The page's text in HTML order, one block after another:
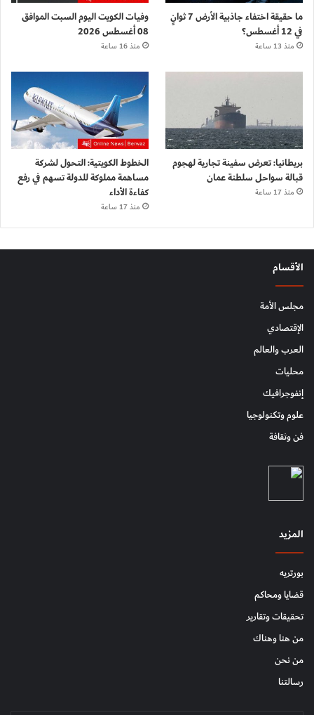
ما حقيقة اختفاء جاذبية الأرض 7 ثوانٍ
في 12 أغسطس؟
منذ 13 ساعة
وفيات الكويت اليوم السبت الموافق
08 أغسطس 2026
منذ 16 ساعة
بريطانيا: تعرض سفينة تجارية لهجوم
قبالة سواحل سلطنة عمان
منذ 17 ساعة
الخطوط الكويتية: التحول لشركة
مساهمة مملوكة للدولة تسهم في رفع
كفاءة الأداء
منذ 17 ساعة
الأقسام
مجلس الأمة
الإقتصادي
العرب والعالم
محليات
إنفوجرافيك
علوم وتكنولوجيا
فن وثقافة
المزيد
بورتريه
قضايا ومحاكم
تحقيقات وتقارير
من هنا وهناك
من نحن
رسالتنا